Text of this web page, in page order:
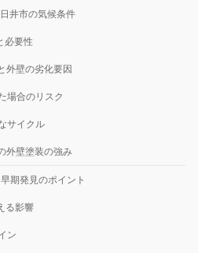
井市の気候条件
必要性
外壁の劣化要因
場合のリスク
サイクル
外壁塗装の強み
期発見のポイント
る影響
ン